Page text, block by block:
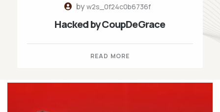
byw2s_0f24c0b6736f
Hacked by CoupDeGrace
READ MORE